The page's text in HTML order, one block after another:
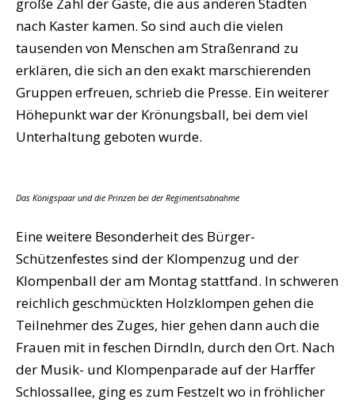
große Zahl der Gäste, die aus anderen Städten
nach Kaster kamen. So sind auch die vielen
tausenden von Menschen am Straßenrand zu
erklären, die sich an den exakt marschierenden
Gruppen erfreuen, schrieb die Presse. Ein weiterer
Höhepunkt war der Krönungsball, bei dem viel
Unterhaltung geboten wurde.
Das Königspaar und die Prinzen bei der Regimentsabnahme
Eine weitere Besonderheit des Bürger-
Schützenfestes sind der Klompenzug und der
Klompenball der am Montag stattfand. In schweren
reichlich geschmückten Holzklompen gehen die
Teilnehmer des Zuges, hier gehen dann auch die
Frauen mit in feschen Dirndln, durch den Ort. Nach
der Musik- und Klompenparade auf der Harffer
Schlossallee, ging es zum Festzelt wo in fröhlicher